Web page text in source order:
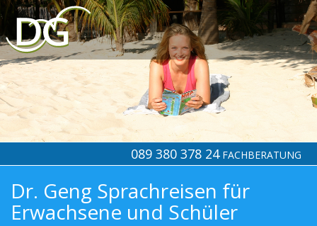
089 380 378 24 FACHBERATUNG
Dr. Geng Sprachreisen für
Erwachsene und Schüler